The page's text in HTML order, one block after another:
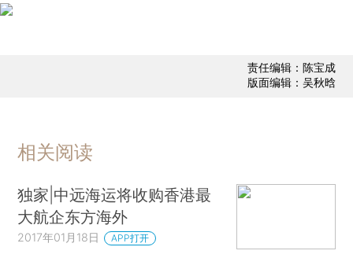
责任编辑：陈宝成
版面编辑：吴秋晗
相关阅读
独家|中远海运将收购香港最
大航企东方海外
2017年01月18日 APP打开